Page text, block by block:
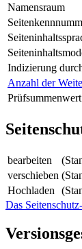
Namensraum
Indizierung
Anzahl der
Prüfsummenwert
bearbeiten
verschieben
Hochladen
Das